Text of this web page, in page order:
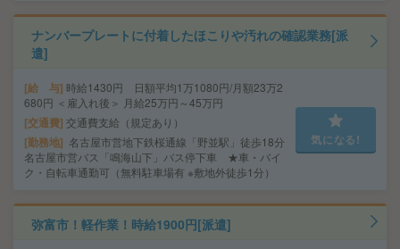
ナンバープレートに付着したほこりや汚れの確認業務[派
遣]
給 与 時給1430円 日額平均1万1080円/月額23万2
680円 ＜雇入れ後＞ 月給25万円～45万円
交通費 交通費支給（規定あり）
勤務地 名古屋市営地下鉄桜通線「野並駅」徒歩18分
名古屋市営バス「鳴海山下」バス停下車 ★車・バイ
ク・自転車通勤可（無料駐車場有 ※敷地外徒歩1分）
気になる!
弥富市！軽作業！時給1900円[派遣]